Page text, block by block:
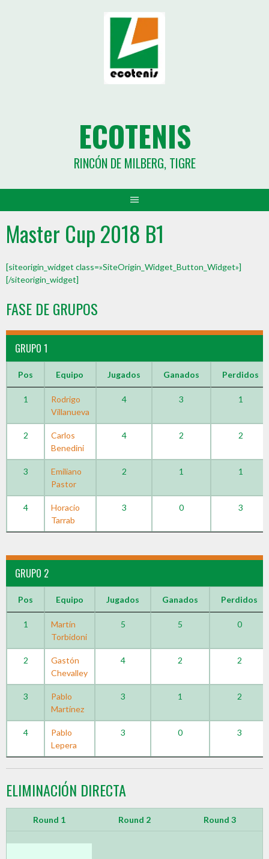
ECOTENIS
RINCÓN DE MILBERG, TIGRE
Master Cup 2018 B1
[siteorigin_widget class=»SiteOrigin_Widget_Button_Widget»]
[/siteorigin_widget]
FASE DE GRUPOS
GRUPO 1
Pos Equipo Jugados Ganados Perdidos
1
Rodrigo
Villanueva
4 3 1
2
Carlos
Benedini
4 2 2
3
Emiliano
Pastor
2 1 1
4
Horacio
Tarrab
3 0 3
GRUPO 2
Pos Equipo Jugados Ganados Perdidos
1
Martín
Torbidoni
5 5 0
2
Gastón
Chevalley
4 2 2
3
Pablo
Martínez
3 1 2
4
Pablo
Lepera
3 0 3
ELIMINACIÓN DIRECTA
Round 1 Round 2 Round 3